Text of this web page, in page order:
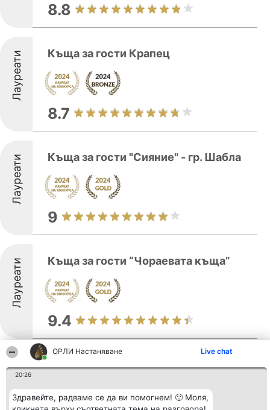
ОРЛИ Настаняване Live chat
20:26
Здравейте, радваме се да ви помогнем! 🙂 Моля,
8.8
Лауреати Къща за гости Крапец
8.7
Лауреати Къща за гости "Сияние" - гр. Шабла
9
Лауреати Къща за гости “Чораевата къща”
9.4
Лауреати Calithea Complex